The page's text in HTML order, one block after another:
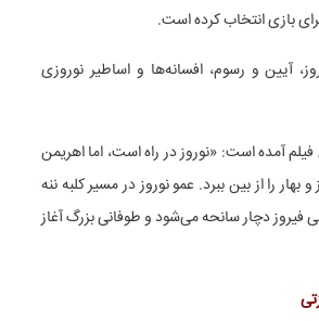
بازی انتخاب کرده است.
آیین و رسوم، افسانه‌ها و اساطیر نوروزی
آمده است: «نوروز در راه است، اما اهریمن
را از بین ببرد. عمو نوروز در مسیر کلبه ننه
دچار سانحه می‌شود و طوفانی بزرگ آغاز